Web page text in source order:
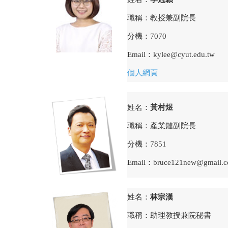
職稱：教授兼副院長
分機： 7070
Email：kylee@cyut.edu.tw
個人網頁
姓名： 黃村煜
職稱：產業鏈副院長
分機： 7851
Email：
姓名： 林宗漢
職稱：助理教授兼院秘書